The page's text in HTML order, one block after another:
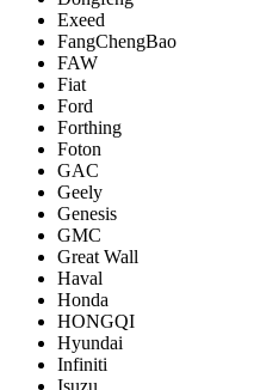
Exeed
FangChengBao
FAW
Fiat
Ford
Forthing
Foton
GAC
Geely
Genesis
GMC
Great Wall
Haval
Honda
HONGQI
Hyundai
Infiniti
Isuzu